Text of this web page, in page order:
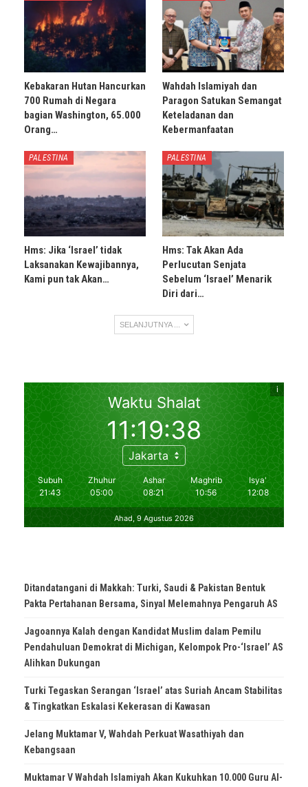
Kebakaran Hutan Hancurkan
700 Rumah di Negara
bagian Washington, 65.000
Orang…
Wahdah Islamiyah dan
Paragon Satukan Semangat
Keteladanan dan
Kebermanfaatan
PALESTINA
Hms: Jika ‘Israel’ tidak
Laksanakan Kewajibannya,
Kami pun tak Akan…
PALESTINA
Hms: Tak Akan Ada
Perlucutan Senjata
Sebelum ‘Israel’ Menarik
Diri dari…
SELANJUTNYA ...
Ditandatangani di Makkah: Turki, Saudi & Pakistan Bentuk
Pakta Pertahanan Bersama, Sinyal Melemahnya Pengaruh AS
Jagoannya Kalah dengan Kandidat Muslim dalam Pemilu
Pendahuluan Demokrat di Michigan, Kelompok Pro-‘Israel’ AS
Alihkan Dukungan
Turki Tegaskan Serangan ‘Israel’ atas Suriah Ancam Stabilitas
& Tingkatkan Eskalasi Kekerasan di Kawasan
Jelang Muktamar V, Wahdah Perkuat Wasathiyah dan
Kebangsaan
Muktamar V Wahdah Islamiyah Akan Kukuhkan 10.000 Guru Al-